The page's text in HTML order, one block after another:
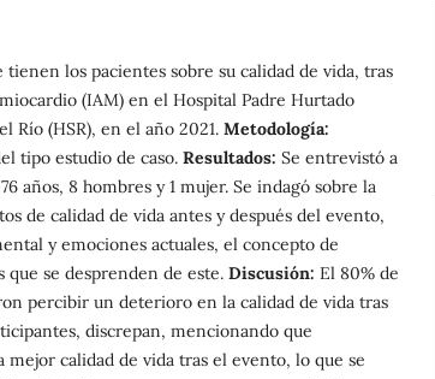
los pacientes sobre su calidad de vida, tras
(IAM) en el Hospital Padre Hurtado
Río (HSR), en el año 2021. Metodología:
tipo estudio de caso. Resultados: Se entrevistó a
años, 8 hombres y 1 mujer. Se indagó sobre la
de calidad de vida antes y después del evento,
y emociones actuales, el concepto de
que se desprenden de este. Discusión: El 80% de
percibir un deterioro en la calidad de vida tras
discrepan, mencionando que
calidad de vida tras el evento, lo que se